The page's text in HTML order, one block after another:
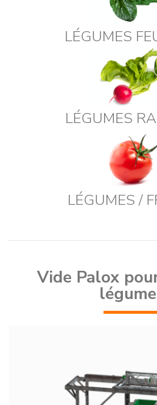
LÉGUMES
LÉGUMES
LÉGUMES /
Vide Palox